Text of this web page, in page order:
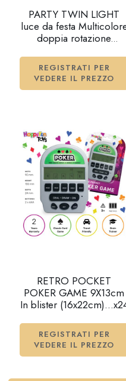
PARTY TWIN LIGHT
luce da festa
doppia rotazione
REGISTRATI PER
VEDERE IL PREZZO
RETRO POCKET
POKER GAME 9X13cm
In blister
REGISTRATI PER
VEDERE IL PREZZO